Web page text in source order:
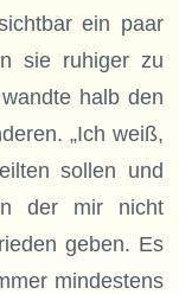
ein paar
sie ruhiger zu
halb den
„Ich weiß,
sollen und
der mir nicht
geben. Es
mindestens